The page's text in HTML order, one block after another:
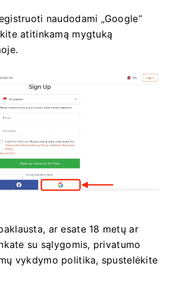
naudodami „Google“
atitinkamą mygtuką
ar esate 18 metų ar
su sąlygomis, privatumo
vykdymo politika, spustelėkite